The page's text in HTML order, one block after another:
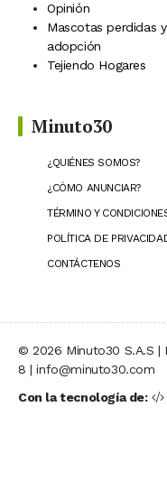
Opinión
Mascotas perdidas
adopción
Tejiendo Hogares
Minuto30
¿QUIÉNES SOMOS?
¿CÓMO ANUNCIAR?
TÉRMINO Y
POLÍTICA DE
CONTÁCTENOS
© 2026 Minuto30 S.A.S
8 | info@minuto30.com
Con la tecnología de: